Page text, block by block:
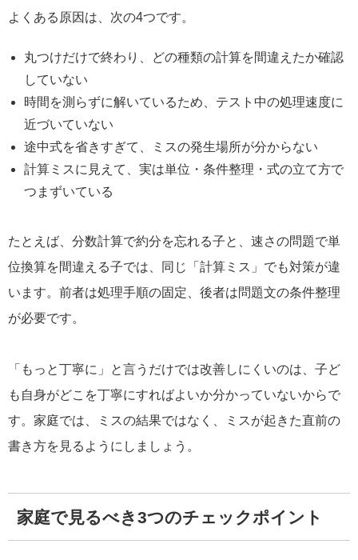
よくある原因は、次の4つです。
丸つけだけで終わり、どの種類の計算を間違えたか確認
していない
時間を測らずに解いているため、テスト中の処理速度に
近づいていない
途中式を省きすぎて、ミスの発生場所が分からない
計算ミスに見えて、実は単位・条件整理・式の立て方で
つまずいている
たとえば、分数計算で約分を忘れる子と、速さの問題で単
位換算を間違える子では、同じ「計算ミス」でも対策が違
います。前者は処理手順の固定、後者は問題文の条件整理
が必要です。
「もっと丁寧に」と言うだけでは改善しにくいのは、子ど
も自身がどこを丁寧にすればよいか分かっていないからで
す。家庭では、ミスの結果ではなく、ミスが起きた直前の
書き方を見るようにしましょう。
家庭で見るべき3つのチェックポイント